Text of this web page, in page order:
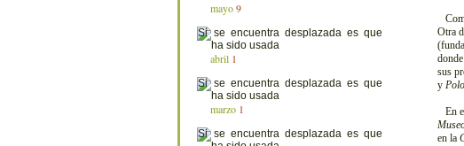
Otra
sus
y
En
en la
mayo 9
abril 1
marzo 1